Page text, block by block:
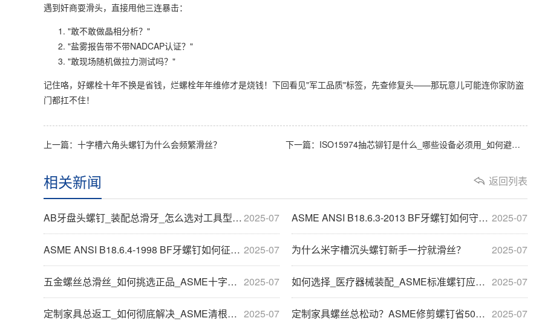
遇到奸商耍滑头，直接甩他三连暴击：
"敢不敢做晶相分析？"
"盐雾报告带不带NADCAP认证？"
"敢现场随机做拉力测试吗？"
记住咯，好螺栓十年不换是省钱，烂螺栓年年维修才是烧钱！下回看见"军工品质"标签，先查修复头——那玩意儿可能连你家防盗
门都扛不住！
上一篇： 十字槽六角头螺钉为什么会频繁滑丝？ 下一篇： ISO15974抽芯铆钉是什么_哪些设备必须用_如何避免装错
返回列表
相关新闻
2025-07
AB牙盘头螺钉_装配总滑牙_怎么选对工具型号？ 2025-07
ASME ANSI B18.6.3-2013 BF牙螺钉如何守护风机叶片,四方槽清根设计破解振动困局
2025-07
ASME ANSI B18.6.4-1998 BF牙螺钉如何征服汽车产线,80°十字槽半沉头设计暗藏什么破拆玄机 2025-07
为什么米字槽沉头螺钉新手一拧就滑丝？
2025-07
五金螺丝总滑丝_如何挑选正品_ASME十字槽螺钉拆解实录 2025-07
如何选择_医疗器械装配_ASME标准螺钉应用解析
2025-07
定制家具总返工_如何彻底解决_ASME清根螺钉省70%安装成本 2025-07
定制家具螺丝总松动？ASME修剪螺钉省50%工时+零返工